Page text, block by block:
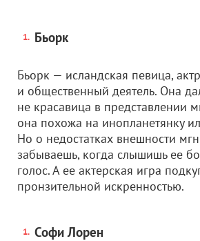
Бьорк
Бьорк — исландская певица,
и общественный деятель. Она
не красавица в представлении
она похожа на инопланетянку
Но о недостатках внешности
забываешь, когда слышишь ее
голос. А ее актерская игра
пронзительной искренностью.
Софи Лорен